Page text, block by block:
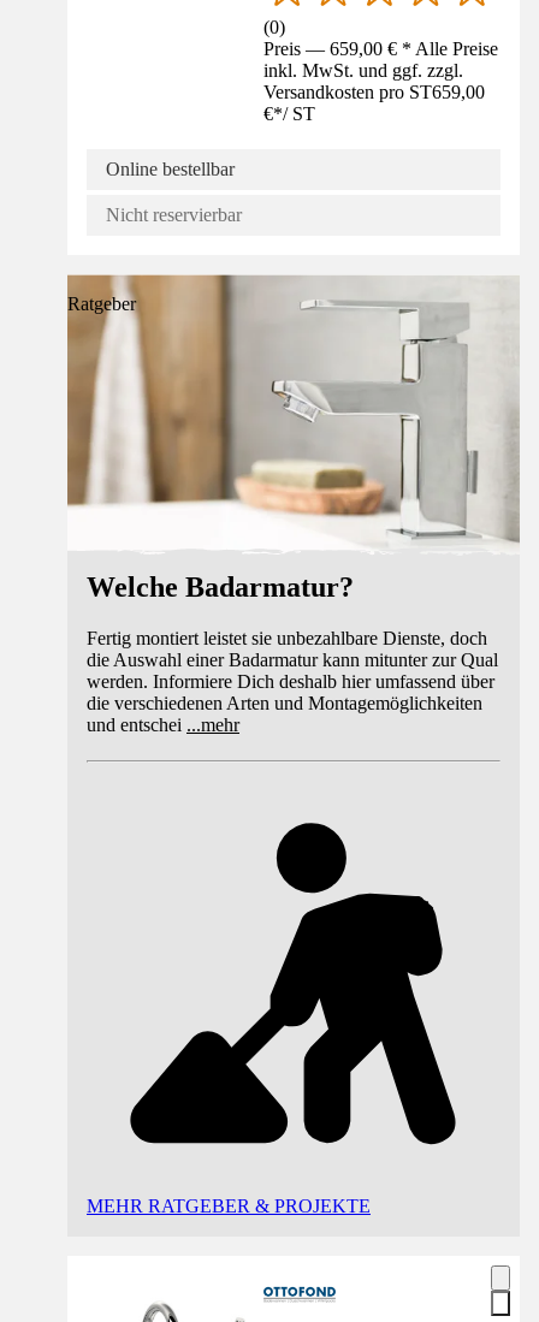
(0)
Preis — 659,00 € * Alle Preise
inkl. MwSt. und ggf. zzgl.
Versandkosten pro ST659,00
€*/ ST
Online bestellbar
Nicht reservierbar
Ratgeber
Welche Badarmatur?
Fertig montiert leistet sie unbezahlbare Dienste, doch
die Auswahl einer Badarmatur kann mitunter zur Qual
werden. Informiere Dich deshalb hier umfassend über
die verschiedenen Arten und Montagemöglichkeiten
und entschei ...mehr
MEHR RATGEBER & PROJEKTE